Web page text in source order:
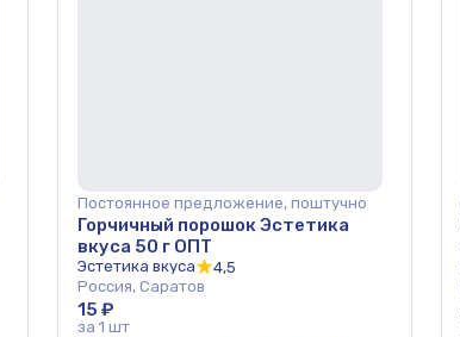
Постоянное предложение, поштучно
Горчичный порошок Эстетика
вкуса 50 г ОПТ
Эстетика вкуса
4,5
Россия, Саратов
15 ₽
за 1 шт